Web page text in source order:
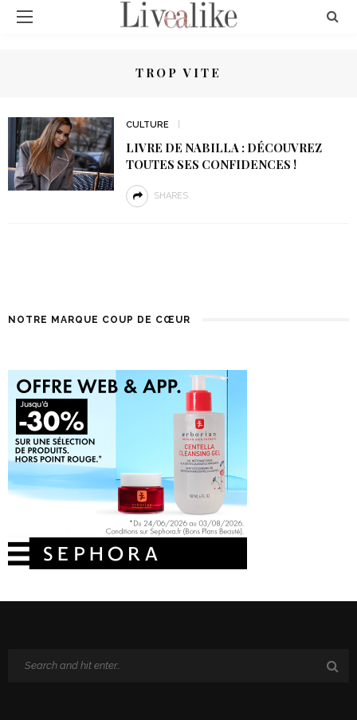
TROP VITE
CULTURE
LIVRE DE NABILLA : DÉCOUVREZ
TOUTES SES CONFIDENCES !
SHARES
NOTRE MARQUE COUP DE CŒUR